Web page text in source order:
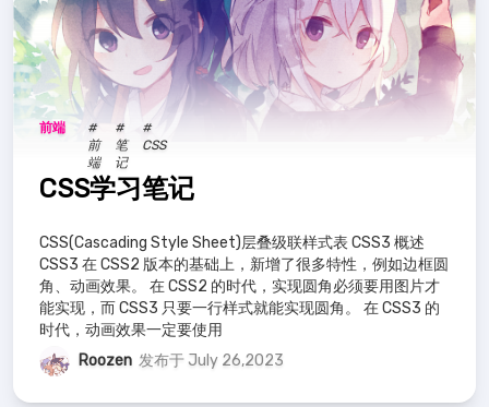
前端
#
前
端
#
笔
记
#
CSS
CSS学习笔记
CSS(Cascading Style Sheet)层叠级联样式表 CSS3 概述
CSS3 在 CSS2 版本的基础上，新增了很多特性，例如边框圆
角、动画效果。 在 CSS2 的时代，实现圆角必须要用图片才
能实现，而 CSS3 只要一行样式就能实现圆角。 在 CSS3 的
时代，动画效果一定要使用
Roozen 发布于 July 26,2023